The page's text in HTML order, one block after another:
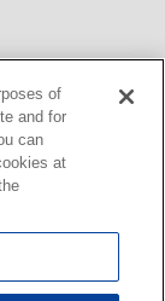
システム向け地
DB 住所確認
of
and for
can
at